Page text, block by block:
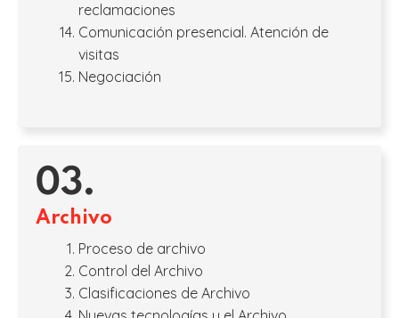
reclamaciones
Comunicación presencial. Atención de
visitas
Negociación
03.
Archivo
Proceso de archivo
Control del Archivo
Clasificaciones de Archivo